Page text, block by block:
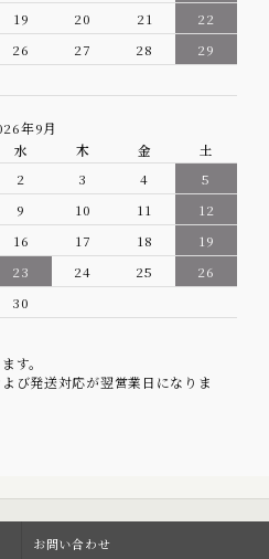
19 20 21
22
26 27 28
29
年9月
水 木 金
土
2 3 4
5
9 10 11
12
16 17 18
19
23 24 25
26
30
す。
び発送対応が翌営業日になりま
お問い合わせ